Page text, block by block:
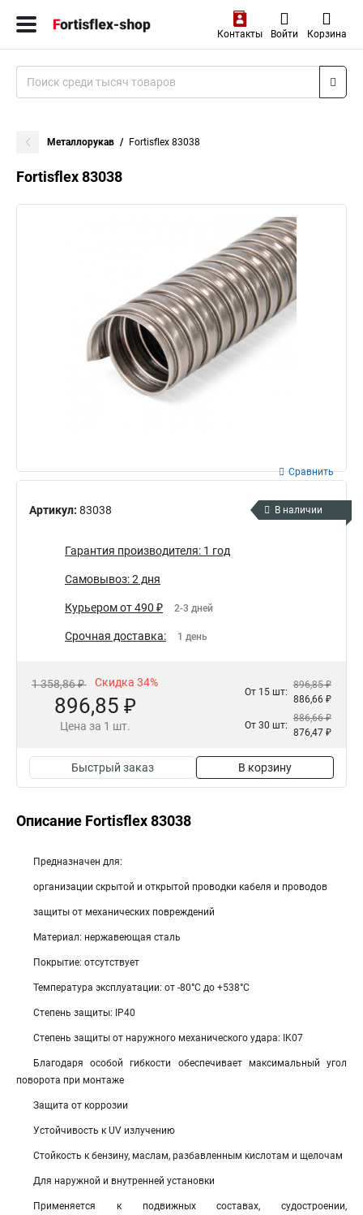
Контакты Войти Корзина
Металлорукав Fortisflex 83038
Fortisflex 83038
Артикул: 83038
Сравнить
В наличии
Гарантия производителя: 1 год
Самовывоз: 2 дня
Курьером от 490 ₽ 2-3 дней
Срочная доставка: 1 день
1 358,86 ₽ Скидка 34%
896,85 ₽
Цена за 1 шт.
От 15 шт:
896,85 ₽
886,66 ₽
От 30 шт:
886,66 ₽
876,47 ₽
Быстрый заказ В корзину
Описание Fortisflex 83038
Предназначен для:
организации скрытой и открытой проводки кабеля и проводов
защиты от механических повреждений
Материал: нержавеющая сталь
Покрытие: отсутствует
Температура эксплуатации: от -80°С до +538°С
Степень защиты: IP40
Степень защиты от наружного механического удара: IK07
Благодаря особой гибкости обеспечивает максимальный угол
поворота при монтаже
Защита от коррозии
Устойчивость к UV излучению
Стойкость к бензину, маслам, разбавленным кислотам и щелочам
Для наружной и внутренней установки
Применяется к подвижных составах, судостроении,